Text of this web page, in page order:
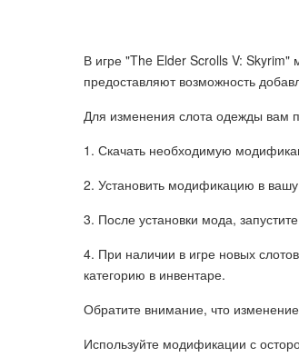
В игре "The Elder Scrolls V:
предоставляют возможность
Для изменения слота одежды вам
1. Скачать необходимую
2. Установить модификацию в
3. После установки мода,
4. При наличии в игре новых
категорию в инвентаре.
Обратите внимание, что
Используйте модификации с